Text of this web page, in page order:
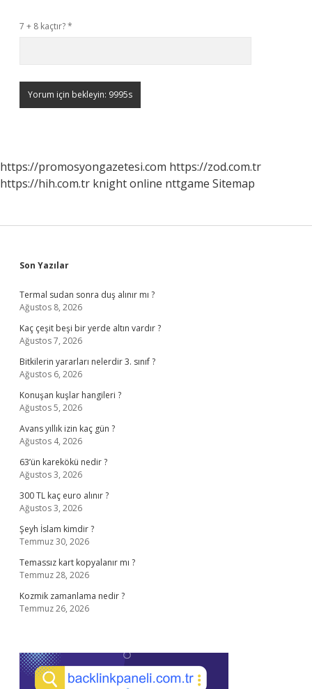
7 + 8 kaçtır?*
https://promosyongazetesi.com https://zod.com.tr
https://hih.com.tr knight online nttgame Sitemap
Sidebar
Son Yazılar
Termal sudan sonra duş alınır mı ?
Ağustos 8, 2026
Kaç çeşit beşi bir yerde altın vardır ?
Ağustos 7, 2026
Bitkilerin yararları nelerdir 3. sınıf ?
Ağustos 6, 2026
Konuşan kuşlar hangileri ?
Ağustos 5, 2026
Avans yıllık izin kaç gün ?
Ağustos 4, 2026
63’ün karekökü nedir ?
Ağustos 3, 2026
300 TL kaç euro alınır ?
Ağustos 3, 2026
Şeyh İslam kimdir ?
Temmuz 30, 2026
Temassız kart kopyalanır mı ?
Temmuz 28, 2026
Kozmik zamanlama nedir ?
Temmuz 26, 2026